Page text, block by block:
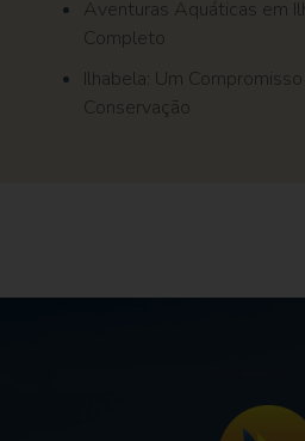
Aventuras Aquáticas em
Completo
Ilhabela: Um
Conservação